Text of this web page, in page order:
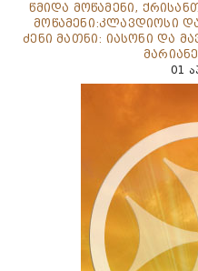
წმიდა მოწამენი,
მოწამენი:კლავდიოსი
ძენი მათნი: იასონი და
01